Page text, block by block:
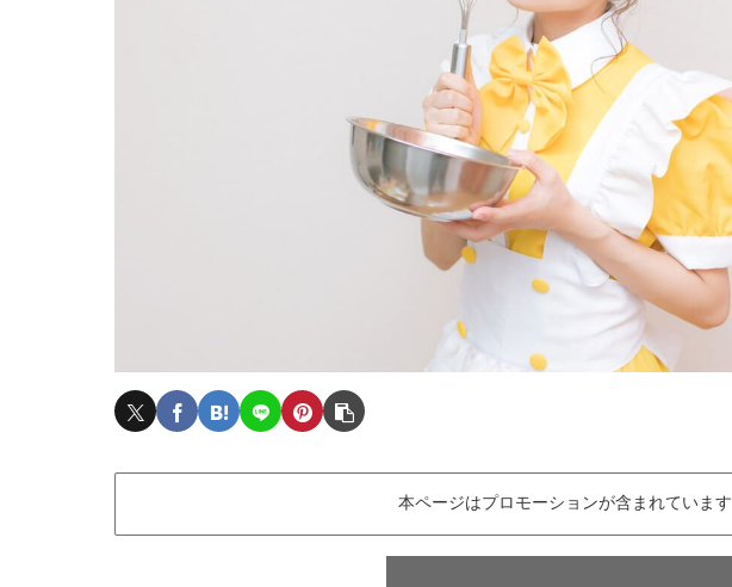
本ページはプロモーションが含まれています